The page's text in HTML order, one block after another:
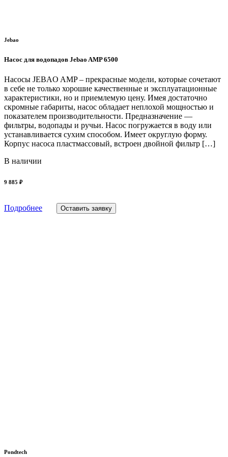
Jebao
Насос для водопадов Jebao AMP 6500
Насосы JEBAO AMP – прекрасные модели, которые сочетают
в себе не только хорошие качественные и эксплуатационные
характеристики, но и приемлемую цену. Имея достаточно
скромные габариты, насос обладает неплохой мощностью и
показателем производительности. Предназначение —
фильтры, водопады и ручьи. Насос погружается в воду или
устанавливается сухим способом. Имеет округлую форму.
Корпус насоса пластмассовый, встроен двойной фильтр […]
В наличии
9 885 ₽
Подробнее Оставить заявку
Pondtech